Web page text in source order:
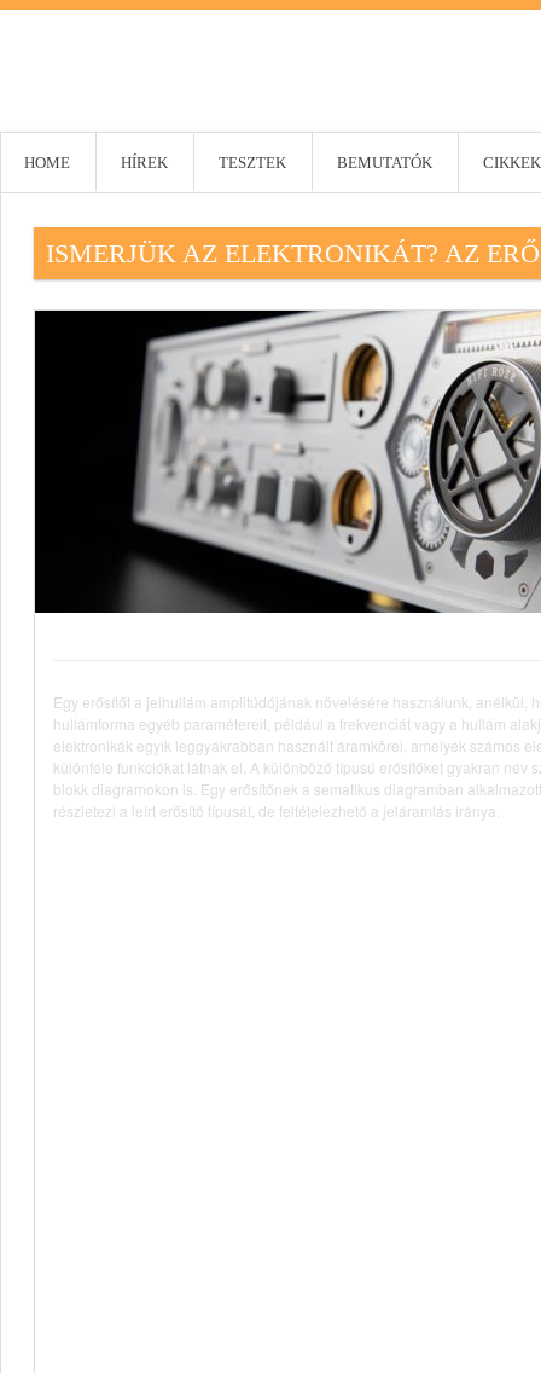
HOME HÍREK TESZTEK BEMUTATÓK CIKKEK
ISMERJÜK AZ ELEKTRONIKÁT? AZ
Egy erősítőt a jelhullám amplitúdójának növelésére használunk, anélkül,
hullámforma egyéb paramétereit, például a frekvenciát vagy a hullám
elektronikák egyik leggyakrabban használt áramkörei, amelyek számos
különféle funkciókat látnak el. A különböző típusú erősítőket gyakran név
blokk diagramokon is. Egy erősítőnek a sematikus diagramban
részletezi a leírt erősítő típusát, de feltételezhető a jeláramlás iránya.